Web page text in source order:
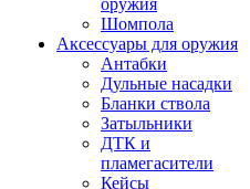
оружия
Шомпола
Аксессуары для оружия
Антабки
Дульные насадки
Бланки ствола
Затыльники
ДТК и
пламегасители
Кейсы